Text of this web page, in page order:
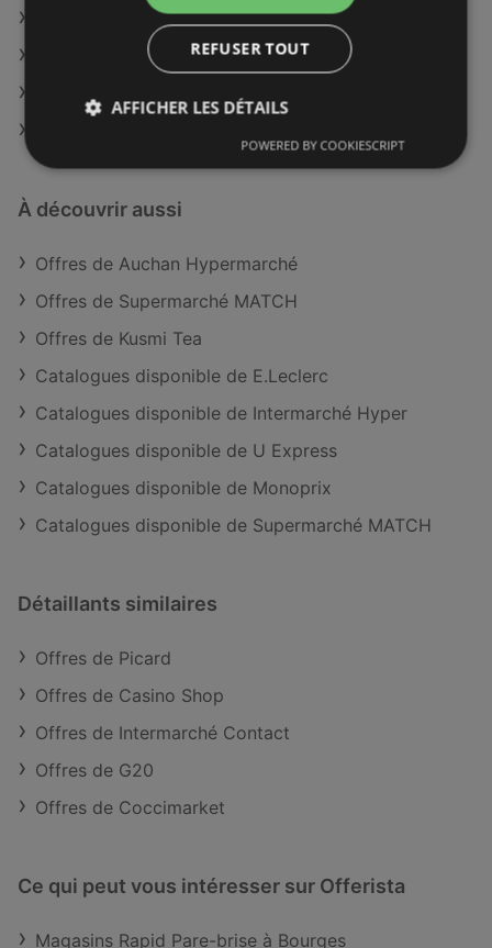
Auchan Hypermarché à Montbard
Auchan Hypermarché à Cambrai
Auchan Hypermarché à Laon
À découvrir aussi
Offres de Auchan Hypermarché
Offres de Supermarché MATCH
Offres de Kusmi Tea
Catalogues disponible de E.Leclerc
Catalogues disponible de Intermarché Hyper
Catalogues disponible de U Express
Catalogues disponible de Monoprix
Catalogues disponible de Supermarché MATCH
Détaillants similaires
Offres de Picard
Offres de Casino Shop
Offres de Intermarché Contact
Offres de G20
Offres de Coccimarket
Ce qui peut vous intéresser sur Offerista
Magasins Rapid Pare-brise à Bourges
REFUSER TOUT
AFFICHER LES DÉTAILS
POWERED BY COOKIESCRIPT